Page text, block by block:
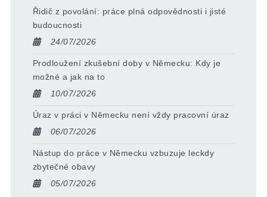
Řidič z povolání: práce plná odpovědnosti i jisté
budoucnosti
24/07/2026
Prodloužení zkušební doby v Německu: Kdy je
možné a jak na to
10/07/2026
Úraz v práci v Německu není vždy pracovní úraz
06/07/2026
Nástup do práce v Německu vzbuzuje leckdy
zbytečné obavy
05/07/2026